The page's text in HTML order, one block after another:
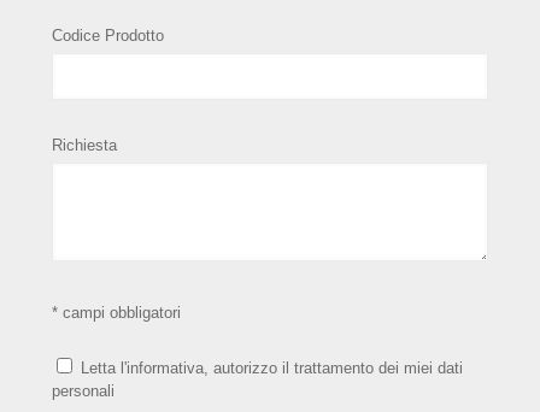
Codice Prodotto
Richiesta
* campi obbligatori
Letta l'informativa, autorizzo il trattamento dei miei dati
personali